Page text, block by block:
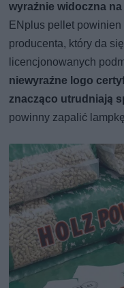
wyraźnie widoczna
ENplus pellet
producenta, który da
licencjonowanych
niewyraźne logo
znacząco utrudniają
powinny zapalić